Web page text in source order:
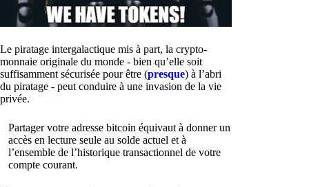
Le piratage intergalactique mis à part, la crypto-
monnaie originale du monde - bien qu’elle soit
suffisamment sécurisée pour être (presque) à l’abri
du piratage - peut conduire à une invasion de la vie
privée.
Partager votre adresse bitcoin équivaut à donner un
accès en lecture seule au solde actuel et à
l’ensemble de l’historique transactionnel de votre
compte courant.